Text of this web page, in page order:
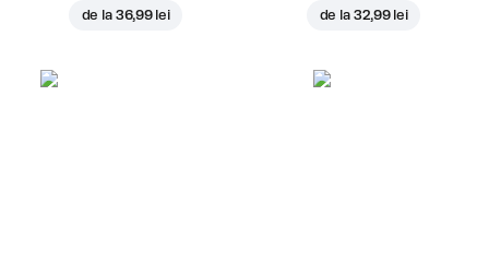
de la 36,99 lei de la 32,99 lei